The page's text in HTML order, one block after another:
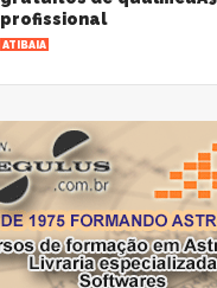
profissional
ATIBAIA